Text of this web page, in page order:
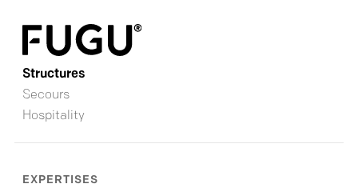
Structures
Secours
Hospitality
EXPERTISES